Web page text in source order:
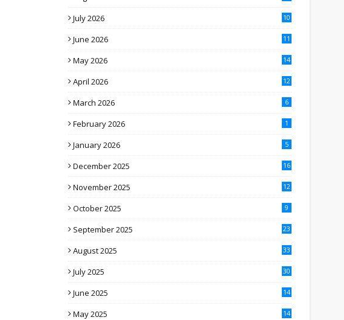
July 2026 10
June 2026 11
May 2026 14
April 2026 12
March 2026 6
February 2026 1
January 2026 5
December 2025 16
November 2025 12
October 2025 9
September 2025 23
August 2025 33
July 2025 30
June 2025 14
May 2025 14